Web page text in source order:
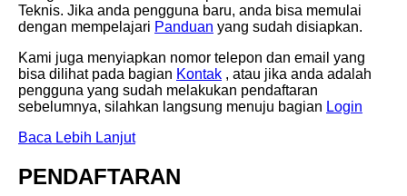
Teknis. Jika anda pengguna baru, anda bisa memulai
dengan mempelajari Panduan yang sudah disiapkan.
Kami juga menyiapkan nomor telepon dan email yang
bisa dilihat pada bagian Kontak , atau jika anda adalah
pengguna yang sudah melakukan pendaftaran
sebelumnya, silahkan langsung menuju bagian Login
Baca Lebih Lanjut
PENDAFTARAN